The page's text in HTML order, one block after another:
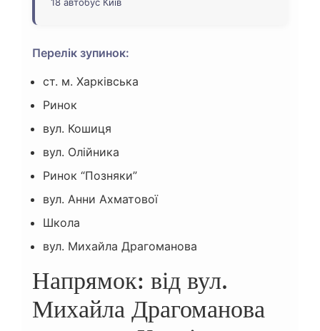
Перелік зупинок:
ст. м. Харківська
Ринок
вул. Кошиця
вул. Олійника
Ринок “Позняки”
вул. Анни Ахматової
Школа
вул. Михайла Драгоманова
Напрямок: від вул.
Михайла Драгоманова